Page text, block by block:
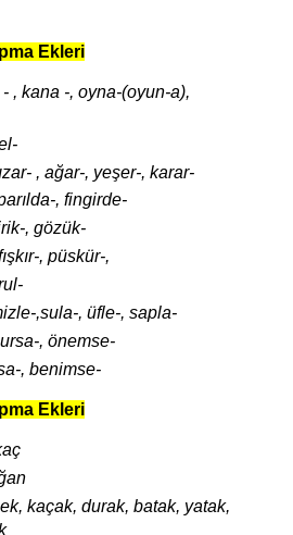
Ekleri
, kana -, oyna-(oyun-a),
, ağar-, yeşer-, karar-
, fingirde-
, gözük-
, püskür-,
,sula-, üfle-, sapla-
, önemse-
, benimse-
Ekleri
kaçak, durak, batak, yatak,